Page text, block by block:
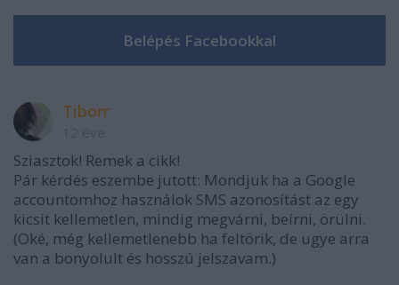
Tiborr
Sziasztok! Remek a cikk!
Pár kérdés eszembe jutott: Mondjuk ha a Google
accountomhoz használok SMS azonosítást az egy
kicsit kellemetlen, mindig megvárni, beírni, örülni.
(Oké, még kellemetlenebb ha feltörik, de ugye arra
van a bonyolult és hosszú jelszavam.)